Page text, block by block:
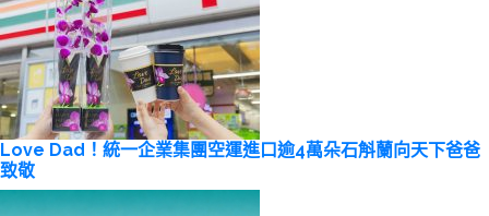
Love Dad！統一企業集團空運進口逾4萬朵石斛蘭向天下爸爸
致敬